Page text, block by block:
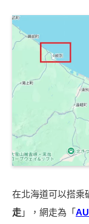
在北海道可以搭乘
走 」，網走為「